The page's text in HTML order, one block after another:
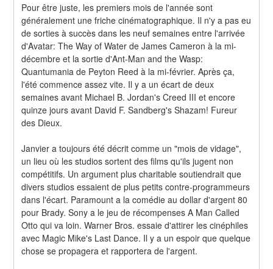
Pour être juste, les premiers mois de l'année sont
généralement une friche cinématographique. Il n'y a pas eu
de sorties à succès dans les neuf semaines entre l'arrivée
d'Avatar: The Way of Water de James Cameron à la mi-
décembre et la sortie d'Ant-Man and the Wasp:
Quantumania de Peyton Reed à la mi-février. Après ça,
l'été commence assez vite. Il y a un écart de deux
semaines avant Michael B. Jordan's Creed III et encore
quinze jours avant David F. Sandberg's Shazam! Fureur
des Dieux.
Janvier a toujours été décrit comme un "mois de vidage",
un lieu où les studios sortent des films qu'ils jugent non
compétitifs. Un argument plus charitable soutiendrait que
divers studios essaient de plus petits contre-programmeurs
dans l'écart. Paramount a la comédie au dollar d'argent 80
pour Brady. Sony a le jeu de récompenses A Man Called
Otto qui va loin. Warner Bros. essaie d'attirer les cinéphiles
avec Magic Mike's Last Dance. Il y a un espoir que quelque
chose se propagera et rapportera de l'argent.